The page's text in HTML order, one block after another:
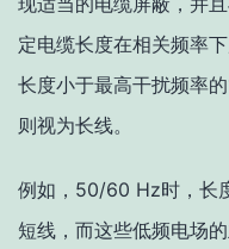
定电缆长度在相关频率下
长度小于最高干扰频率
则视为长线。
例如， 50/60 Hz时，长
短线，而这些低频电场